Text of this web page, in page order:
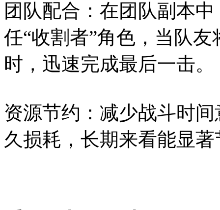
团队配合：在团队副本
任“收割者”角色，当队
时，迅速完成最后一击。
资源节约：减少战斗时
久损耗，长期来看能显